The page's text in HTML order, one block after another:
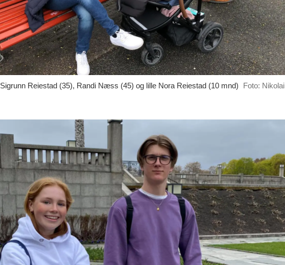
Sigrunn Reiestad (35), Randi Næss (45) og lille Nora Reiestad (10 mnd)
Foto: Nikolai